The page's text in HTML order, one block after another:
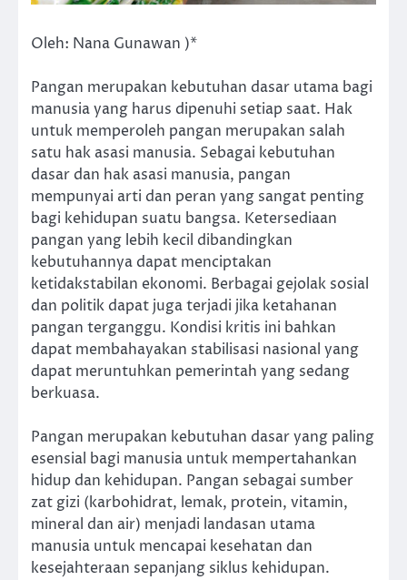
Oleh: Nana Gunawan )*
Pangan merupakan kebutuhan dasar utama bagi
manusia yang harus dipenuhi setiap saat. Hak
untuk memperoleh pangan merupakan salah
satu hak asasi manusia. Sebagai kebutuhan
dasar dan hak asasi manusia, pangan
mempunyai arti dan peran yang sangat penting
bagi kehidupan suatu bangsa. Ketersediaan
pangan yang lebih kecil dibandingkan
kebutuhannya dapat menciptakan
ketidakstabilan ekonomi. Berbagai gejolak sosial
dan politik dapat juga terjadi jika ketahanan
pangan terganggu. Kondisi kritis ini bahkan
dapat membahayakan stabilisasi nasional yang
dapat meruntuhkan pemerintah yang sedang
berkuasa.
Pangan merupakan kebutuhan dasar yang paling
esensial bagi manusia untuk mempertahankan
hidup dan kehidupan. Pangan sebagai sumber
zat gizi (karbohidrat, lemak, protein, vitamin,
mineral dan air) menjadi landasan utama
manusia untuk mencapai kesehatan dan
kesejahteraan sepanjang siklus kehidupan.